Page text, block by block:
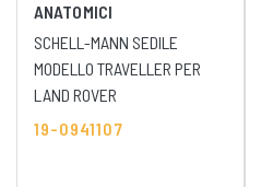
ANATOMICI
SCHELL-MANN SEDILE
MODELLO TRAVELLER PER
LAND ROVER
19-0941107